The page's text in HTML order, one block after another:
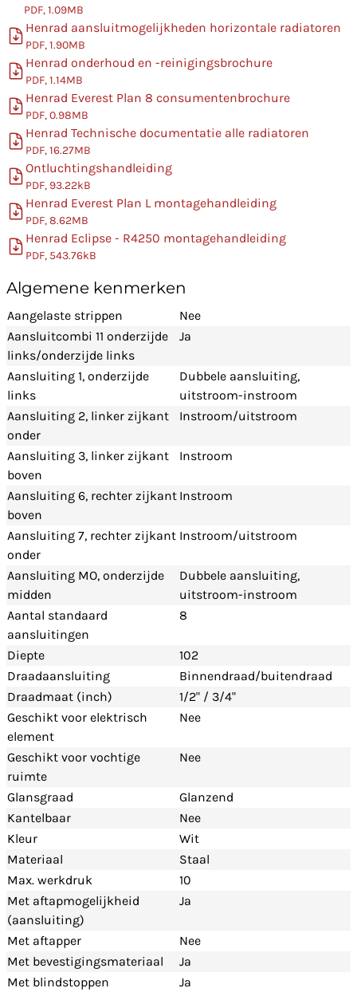
PDF, 1.09MB
Henrad aansluitmogelijkheden horizontale radiatoren
PDF, 1.90MB
Henrad onderhoud en -reinigingsbrochure
PDF, 1.14MB
Henrad Everest Plan 8 consumentenbrochure
PDF, 0.98MB
Henrad Technische documentatie alle radiatoren
PDF, 16.27MB
Ontluchtingshandleiding
PDF, 93.22kB
Henrad Everest Plan L montagehandleiding
PDF, 8.62MB
Henrad Eclipse - R4250 montagehandleiding
PDF, 543.76kB
Algemene kenmerken
Aangelaste strippen
Nee
Aansluitcombi 11 onderzijde
links/onderzijde links
Ja
Aansluiting 1, onderzijde
links
Dubbele aansluiting,
uitstroom-instroom
Aansluiting 2, linker zijkant
onder
Instroom/uitstroom
Aansluiting 3, linker zijkant
boven
Instroom
Aansluiting 6, rechter zijkant
boven
Instroom
Aansluiting 7, rechter zijkant
onder
Instroom/uitstroom
Aansluiting MO, onderzijde
midden
Dubbele aansluiting,
uitstroom-instroom
Aantal standaard
aansluitingen
8
Diepte
102
Draadaansluiting
Binnendraad/buitendraad
Draadmaat (inch)
1/2" / 3/4"
Geschikt voor elektrisch
element
Nee
Geschikt voor vochtige
ruimte
Nee
Glansgraad
Glanzend
Kantelbaar
Nee
Kleur
Wit
Materiaal
Staal
Max. werkdruk
10
Met aftapmogelijkheid
(aansluiting)
Ja
Met aftapper
Nee
Met bevestigingsmateriaal
Ja
Met blindstoppen
Ja